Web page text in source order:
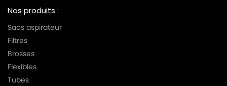
Nos produits :
Sacs aspirateur
Filtres
Brosses
Flexibles
Tubes